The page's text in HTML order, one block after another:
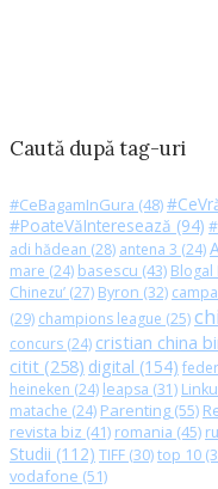
Caută după tag-uri
#CeBagamInGura (48)
#PoateVăInteresează (94)
adi hădean (28) antena 3 (24)
mare (24) basescu (43) Blogal
Chinezu’ (27) Byron (32)
(29) champions league (25)
concurs (24) cristian china
citit (258) digital (154)
heineken (24) leapsa (31)
matache (24) Parenting (55)
revista biz (41) romania (45)
Studii (112) TIFF (30)top 10
vodafone (51)